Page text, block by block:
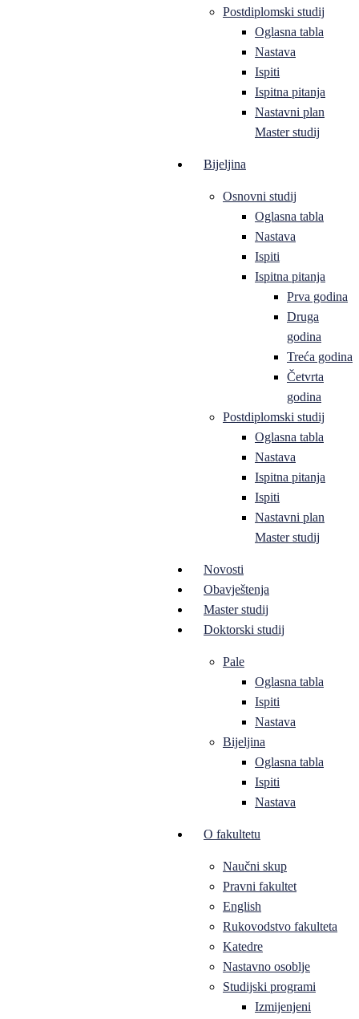
Postdiplomski studij
Oglasna tabla
Nastava
Ispiti
Ispitna pitanja
Nastavni plan
Master studij
Bijeljina
Osnovni studij
Oglasna tabla
Nastava
Ispiti
Ispitna pitanja
Prva godina
Druga
godina
Treća godina
Četvrta
godina
Postdiplomski studij
Oglasna tabla
Nastava
Ispitna pitanja
Ispiti
Nastavni plan
Master studij
Novosti
Obavještenja
Master studij
Doktorski studij
Pale
Oglasna tabla
Ispiti
Nastava
Bijeljina
Oglasna tabla
Ispiti
Nastava
O fakultetu
Naučni skup
Pravni fakultet
English
Rukovodstvo fakulteta
Katedre
Nastavno osoblje
Studijski programi
Izmijenjeni